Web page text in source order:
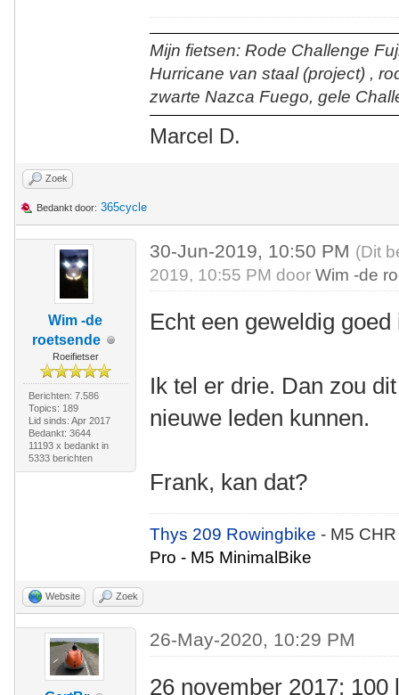
Mijn fietsen: Rode Challenge
Hurricane van staal (project) ,
zwarte Nazca Fuego, gele
Marcel D.
Zoek
Bedankt door: 365cycle
Wim -de
roetsende
Roeifietser
Berichten: 7.586
Topics: 189
Lid sinds: Apr 2017
Bedankt: 3644
11193 x bedankt in
5333 berichten
30-Jun-2019, 10:50 PM (Dit
2019, 10:55 PM doorWim -de
Echt een geweldig goed
Ik tel er drie. Dan zou
nieuwe leden kunnen.
Frank, kan dat?
Thys 209 Rowingbike- M5
Pro - M5 MinimalBike
Website Zoek
26-May-2020, 10:29 PM
26 november 2017: 100